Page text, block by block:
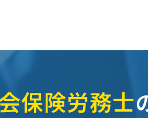
保険労務士